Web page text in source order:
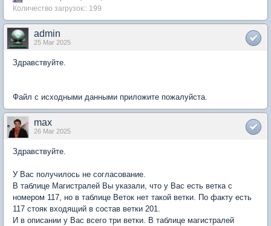
Количество загрузок:: 199
admin
25 Mar 2025
Здравствуйте.
Файл с исходными данными приложите пожалуйста.
max
26 Mar 2025
Здравствуйте.
У Вас получилось не согласование.
В таблице Магистралей Вы указали, что у Вас есть ветка с
номером 117, но в таблице Веток нет такой ветки. По факту есть
117 стояк входящий в состав ветки 201.
И в описании у Вас всего три ветки. В таблице магистралей